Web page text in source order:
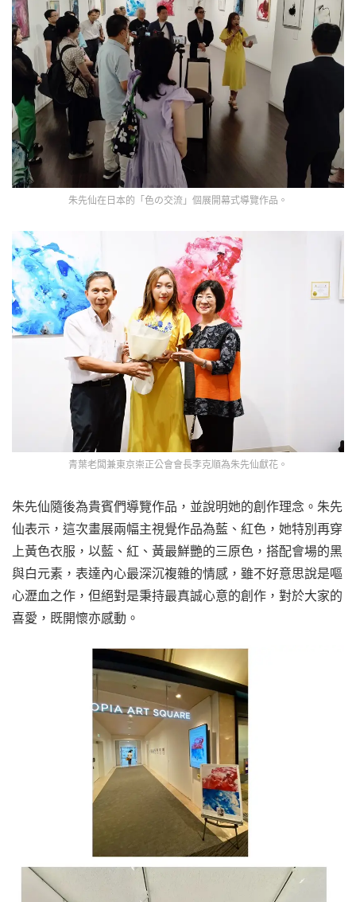
朱先仙在日本的「色の交流」個展開幕式導覽作品。
青葉老闆兼東京崇正公會會長李克順為朱先仙獻花。
朱先仙隨後為貴賓們導覽作品，並說明她的創作理念。朱先
仙表示，這次畫展兩幅主視覺作品為藍、紅色，她特別再穿
上黃色衣服，以藍、紅、黃最鮮艷的三原色，搭配會場的黑
與白元素，表達內心最深沉複雜的情感，雖不好意思說是嘔
心瀝血之作，但絕對是秉持最真誠心意的創作，對於大家的
喜愛，既開懷亦感動。